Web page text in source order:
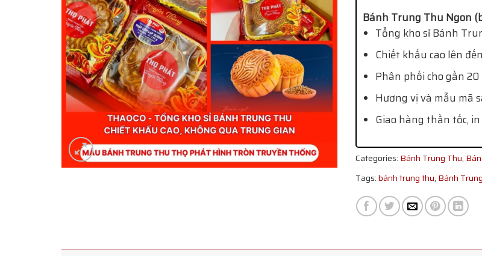
Bánh Trung Thu Ngon
Tổng kho sỉ Bánh
Chiết khấu cao lên
Phân phối cho gần
Hương vị và mẫu mã
Giao hàng thần tốc,
Categories: Bánh Trung Thu,
Tags:bánh trung thu, Bánh